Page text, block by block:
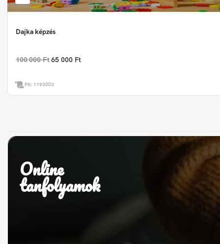
Dajka képzés
100 000 Ft 65 000 Ft
PK: 1193003
Online
tanfolyamok